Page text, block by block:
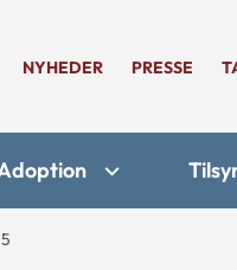
NYHEDER PRESSE